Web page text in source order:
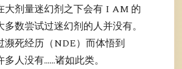
大剂量迷幻剂之下会有 I AM 的
数尝试过迷幻剂的人并没有。
濒死经历（NDE）而体悟到
人没有……诸如此类。